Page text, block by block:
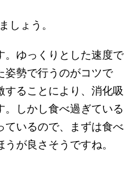
ょう。
。ゆっくりとした速度で
姿勢で行うのがコツで
ることにより、消化吸
。しかし食べ過ぎている
ているので、まずは食べ
が良さそうですね。